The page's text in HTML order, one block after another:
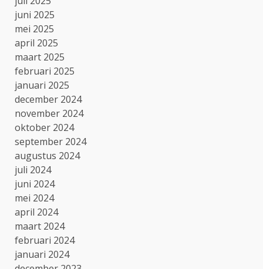
juni 2025
mei 2025
april 2025
maart 2025
februari 2025
januari 2025
december 2024
november 2024
oktober 2024
september 2024
augustus 2024
juli 2024
juni 2024
mei 2024
april 2024
maart 2024
februari 2024
januari 2024